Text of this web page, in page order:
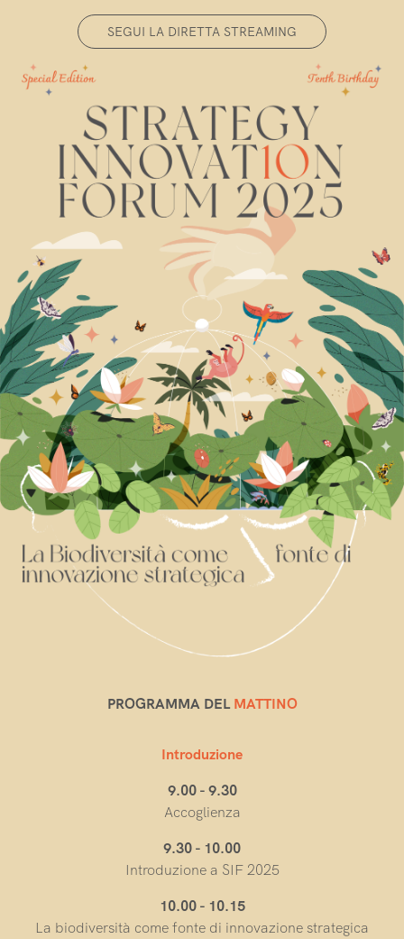
SEGUI LA DIRETTA STREAMING
PROGRAMMA DELMATTINO
Introduzione
9.00 - 9.30
Accoglienza
9.30 - 10.00
Introduzione a SIF 2025
10.00 - 10.15
La biodiversità come fonte di innovazione strategica